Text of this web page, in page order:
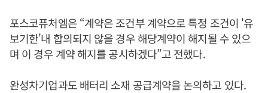
포스코퓨처엠은 “계약은 조건부 계약으로 특정 조건이 '유
보기한'내 합의되지 않을 경우 해당계약이 해지될 수 있으
며 이 경우 계약 해지를 공시하겠다”고 전했다.
완성차기업과도 배터리 소재 공급계약을 논의하고 있다.